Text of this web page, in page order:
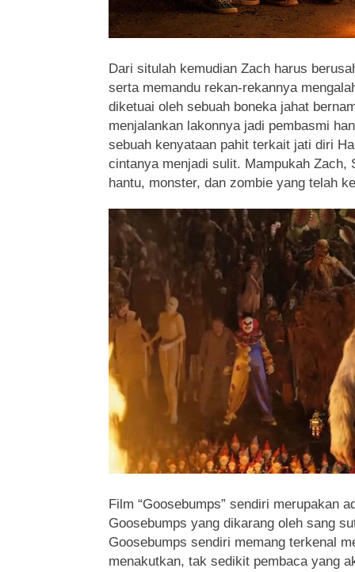
Dari situlah kemudian Zach harus
serta memandu rekan-rekannya
diketuai oleh sebuah boneka jahat
menjalankan lakonnya jadi pembasmi
sebuah kenyataan pahit terkait jati diri
cintanya menjadi sulit. Mampukah Zach,
hantu, monster, dan zombie yang telah
Film “Goosebumps” sendiri merupakan
Goosebumps yang dikarang oleh sang
Goosebumps sendiri memang terkenal
menakutkan, tak sedikit pembaca yang